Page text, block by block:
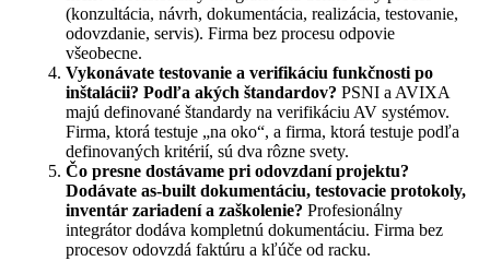
(konzultácia, návrh, dokumentácia, realizácia, testovanie,
odovzdanie, servis). Firma bez procesu odpovie
všeobecne.
Vykonávate testovanie a verifikáciu funkčnosti po
inštalácii? Podľa akých štandardov? PSNI a AVIXA
majú definované štandardy na verifikáciu AV systémov.
Firma, ktorá testuje „na oko“, a firma, ktorá testuje podľa
definovaných kritérií, sú dva rôzne svety.
Čo presne dostávame pri odovzdaní projektu?
Dodávate as-built dokumentáciu, testovacie protokoly,
inventár zariadení a zaškolenie? Profesionálny
integrátor dodáva kompletnú dokumentáciu. Firma bez
procesov odovzdá faktúru a kľúče od racku.